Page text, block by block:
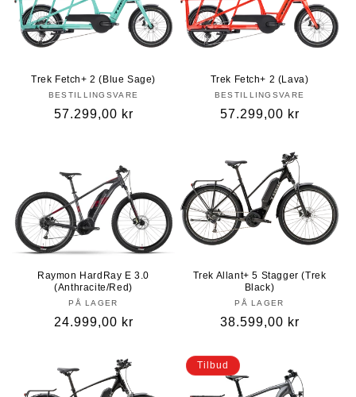
Trek Fetch+ 2 (Blue Sage)
BESTILLINGSVARE
Vanlig
57.299,00 kr
Trek Fetch+ 2 (Lava)
BESTILLINGSVARE
Vanlig
57.299,00 kr
Raymon HardRay E 3.0
(Anthracite/Red)
PÅ LAGER
Vanlig
24.999,00 kr
Trek Allant+ 5 Stagger (Trek
Black)
PÅ LAGER
Vanlig
38.599,00 kr
Tilbud